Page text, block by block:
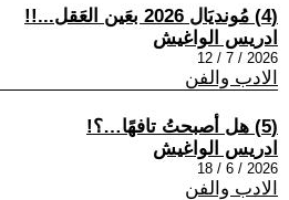
(4) مُونديَال 2026 بعَين العَقل...!!
ادريس الواغيش
2026 / 7 / 12
الادب والفن
(5) هل أصبحتُ تافهًا…؟!
ادريس الواغيش
2026 / 6 / 18
الادب والفن